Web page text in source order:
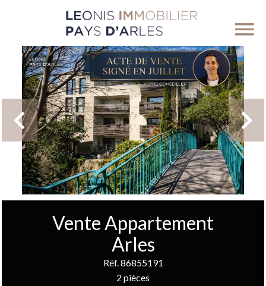
Vente Appartement
Arles
Réf. 86855191
2 pièces